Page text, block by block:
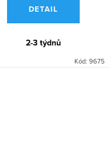
DETAIL
2-3 týdnů
Kód: 9675